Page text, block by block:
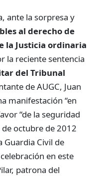
ante la sorpresa y
al derecho de
la Justicia ordinaria
la reciente sentencia
del Tribunal
de AUGC, Juan
manifestación “en
“de la seguridad
de octubre de 2012
Guardia Civil de
en este
patrona del